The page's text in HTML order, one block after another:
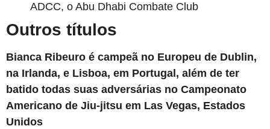
ADCC, o Abu Dhabi Combate Club
Outros títulos
Bianca Ribeuro é campeã no Europeu de Dublin,
na Irlanda, e Lisboa, em Portugal, além de ter
batido todas suas adversárias no Campeonato
Americano de Jiu-jitsu em Las Vegas, Estados
Unidos